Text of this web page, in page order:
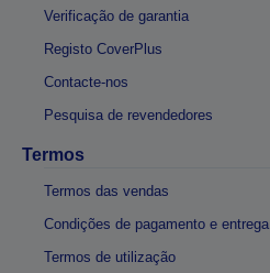
Verificação de garantia
Registo CoverPlus
Contacte-nos
Pesquisa de revendedores
Termos
Termos das vendas
Condições de pagamento e entrega
Termos de utilização